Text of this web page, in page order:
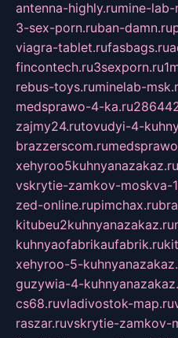
antenna-highly.rumine-lab-
3-sex-porn.ruban-damn.ru
viagra-tablet.rufasbags.ru
fincontech.ru3sexporn.ru
rebus-toys.ruminelab-
medsprawo-4-ka.ru
zajmy24.rutovudyi-4-
brazzerscom.ru
xehyroo5kuhnyanazakaz.ru
vskrytie-zamkov-moskva-
zed-online.rupimchax.ru
kitubeu2kuhnyanazakaz.ru
kuhnyaofabrikaufabrik.ru
xehyroo-5-
guzywia-4-
cs68.ruvladivostok-map.ru
raszar.ruvskrytie-zamkov-